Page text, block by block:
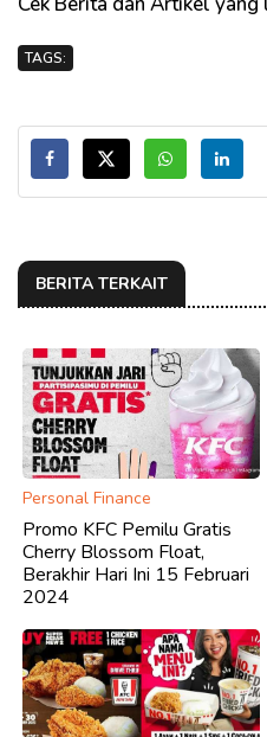
TAGS:
BERITA TERKAIT
Personal Finance
Promo KFC Pemilu Gratis
Cherry Blossom Float,
Berakhir Hari Ini 15 Februari
2024